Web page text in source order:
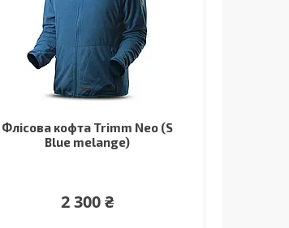
Флісова кофта Trimm Neo (S
Blue melange)
2 300 ₴